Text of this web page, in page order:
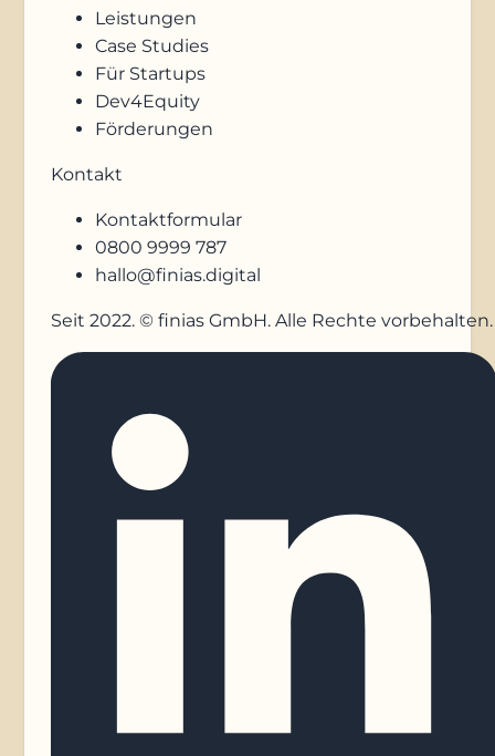
Leistungen
Case Studies
Für Startups
Dev4Equity
Förderungen
Kontakt
Kontaktformular
0800 9999 787
hallo@finias.digital
Seit 2022. © finias GmbH. Alle Rechte vorbehalten.